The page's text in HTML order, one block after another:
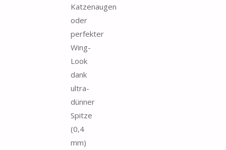
Katzenaugen
oder
perfekter
Wing-
Look
dank
ultra-
dünner
Spitze
(0,4
mm)